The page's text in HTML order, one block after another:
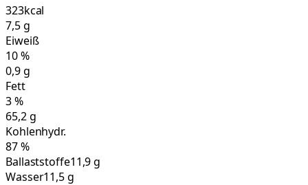
323kcal
7,5g
Eiweiß
10%
0,9g
Fett
3%
65,2g
Kohlenhydr.
87%
Ballaststoffe11,9 g
Wasser11,5 g